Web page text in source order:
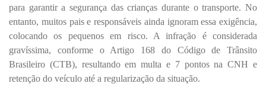
para garantir a segurança das crianças durante o transporte. No
entanto, muitos pais e responsáveis ainda ignoram essa exigência,
colocando os pequenos em risco. A infração é considerada
gravíssima, conforme o Artigo 168 do Código de Trânsito
Brasileiro (CTB), resultando em multa e 7 pontos na CNH e
retenção do veículo até a regularização da situação.